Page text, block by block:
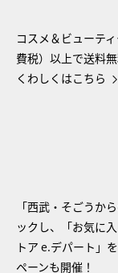
コスメ＆ビューテ
費税）以上で送料
くわしくはこちら
「西武・そごうか
ックし、「お気に
トア e.デパート」
ペーンも開催！